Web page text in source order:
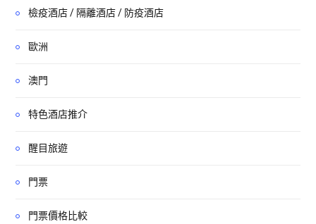
檢疫酒店 / 隔離酒店 / 防疫酒店
歐洲
澳門
特色酒店推介
醒目旅遊
門票
門票價格比較